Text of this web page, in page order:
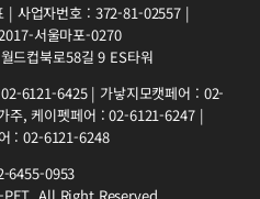
| 사업자번호 : 372-81-02557 |
서울마포-0270
드컵북로58길 9 ES타워
6121-6425 | 가낳지모캣페어 : 02-
주, 케이펫페어 : 02-6121-6247 |
: 02-6121-6248
6455-0953